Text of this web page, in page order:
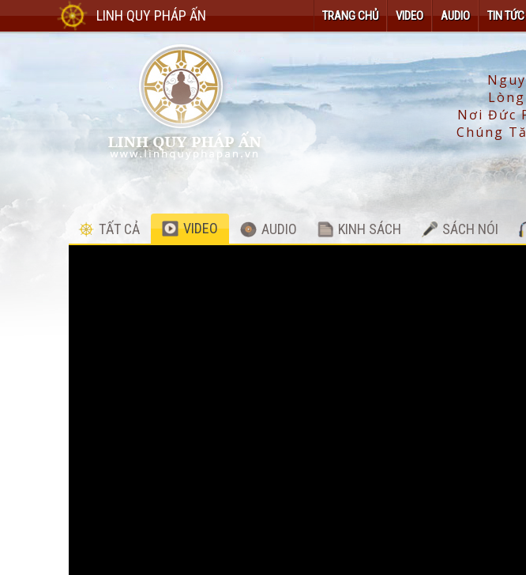
LINH QUY PHÁP ẤN TRANG CHỦ VIDEO AUDIO TIN TỨC
TẤT CẢ VIDEO AUDIO KINH SÁCH SÁCH NÓI